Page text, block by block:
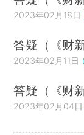
2023年02月18日
答疑（《财
2023年02月11日
答疑（《财
2023年02月04日